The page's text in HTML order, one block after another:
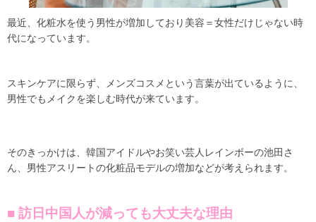
最近、化粧水を使う男性が増加しており美容＝女性だけじゃない時
代になっています。
スキンケアに限らず、メンズコスメという言葉が出ているように、
男性でもメイクを楽しむ時代が来ています。
そのきっかけは、韓国アイドルやお笑い芸人レインボーの池田さ
ん、男性アスリートの化粧品モデルの増加などが考えられます。
■ 訪日中国人が減っても大丈夫な理由